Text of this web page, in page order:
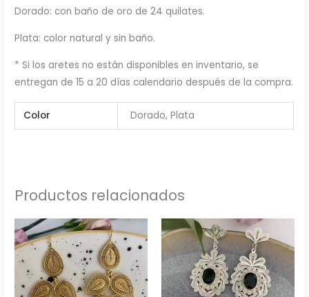
Dorado: con baño de oro de 24 quilates.
Plata: color natural y sin baño.
* Si los aretes no están disponibles en inventario, se
entregan de 15 a 20 días calendario después de la compra.
Color Dorado, Plata
Productos relacionados